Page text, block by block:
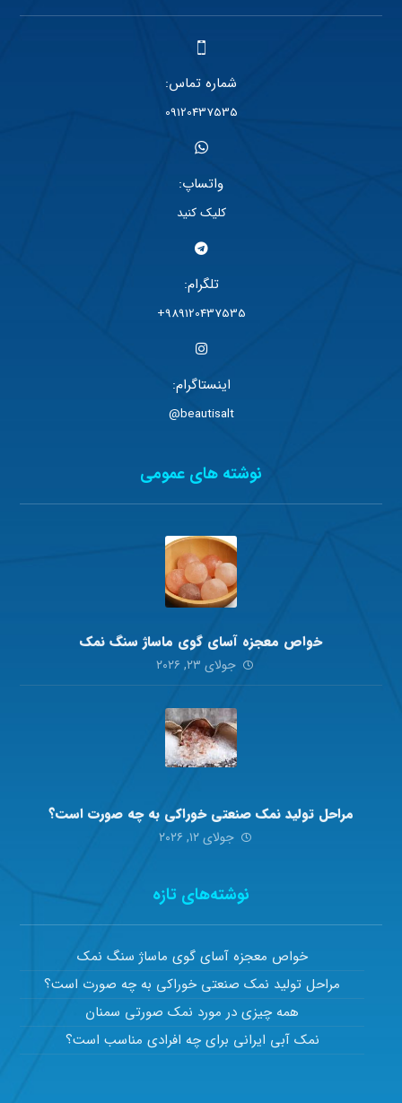
شماره تماس:
09120437535
واتساپ:
کلیک کنید
تلگرام:
989120437535+
اینستاگرام:
beautisalt@
نوشته های عمومی
خواص معجزه آسای گوی ماساژ سنگ نمک
جولای ۲۳, ۲۰۲۶
مراحل تولید نمک صنعتی خوراکی به چه صورت است؟
جولای ۱۲, ۲۰۲۶
نوشته‌های تازه
خواص معجزه آسای گوی ماساژ سنگ نمک
مراحل تولید نمک صنعتی خوراکی به چه صورت است؟
همه چیزی در مورد نمک صورتی سمنان
نمک آبی ایرانی برای چه افرادی مناسب است؟